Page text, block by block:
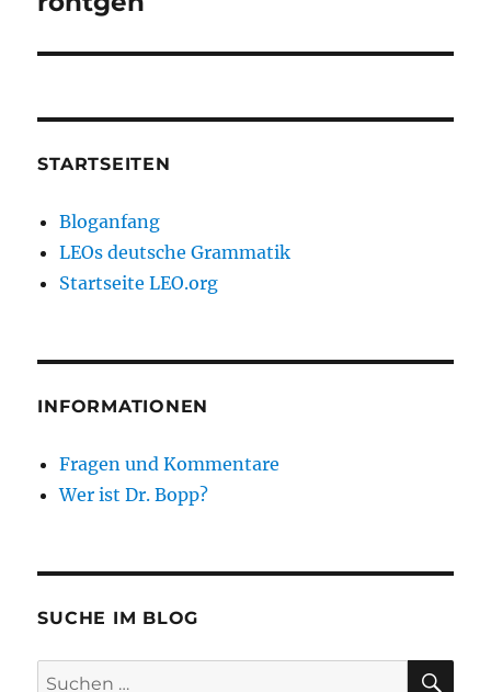
STARTSEITEN
Bloganfang
LEOs deutsche Grammatik
Startseite LEO.org
INFORMATIONEN
Fragen und Kommentare
Wer ist Dr. Bopp?
SUCHE IM BLOG
Suchen